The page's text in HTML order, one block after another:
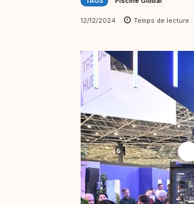
12/12/2024 Temps de lecture :